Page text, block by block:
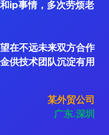
ip事情，多次劳烦老
在不远未来双方合作
供技术团队沉淀有用
某外贸公司
广东.深圳